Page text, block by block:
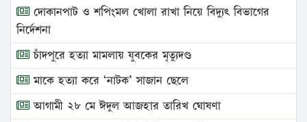
দোকানপাট ও শপিংমল খোলা রাখা নিয়ে বিদ্যুৎ বিভাগের
নির্দেশনা
চাঁদপুরে হত্যা মামলায় যুবকের মৃত্যুদণ্ড
মাকে হত্যা করে ‘নাটক’ সাজান ছেলে
আগামী ২৮ মে ঈদুল আজহার তারিখ ঘোষণা